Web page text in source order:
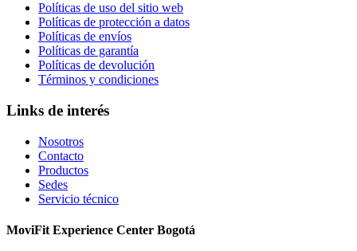
Políticas de uso del sitio web
Políticas de protección a datos
Políticas de envíos
Políticas de garantía
Políticas de devolución
Términos y condiciones
Links de interés
Nosotros
Contacto
Productos
Sedes
Servicio técnico
MoviFit Experience Center Bogotá